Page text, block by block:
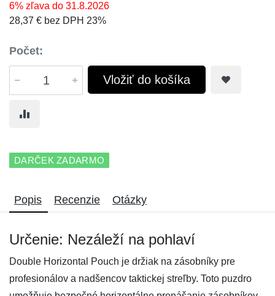
6% zľava do 31.8.2026
28,37 € bez DPH 23%
Počet:
Vložiť do košíka
DARČEK ZADARMO
Popis Recenzie Otázky
Určenie: Nezáleží na pohlaví
Double Horizontal Pouch je držiak na zásobníky pre
profesionálov a nadšencov taktickej streľby. Toto puzdro